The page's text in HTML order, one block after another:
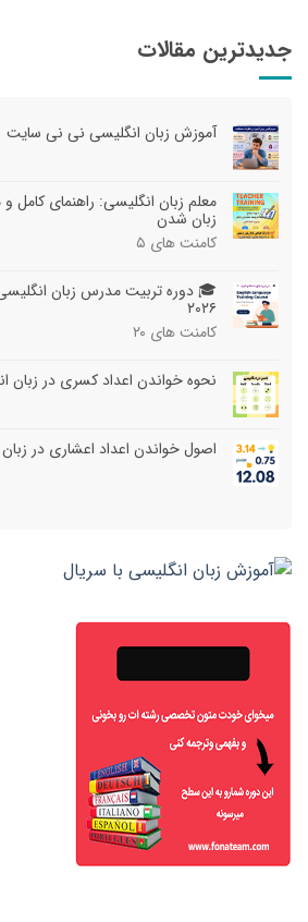
جدیدترین مقالات
آموزش زبان انگلیسی نی نی سایت
معلم زبان انگلیسی: راهنمای کامل
زبان شدن
کامنت های ۵
🎓 دوره تربیت مدرس زبان
۲۰۲۶
کامنت های ۲۰
نحوه خواندن اعداد کسری در زبان
اصول خواندن اعداد اعشاری در